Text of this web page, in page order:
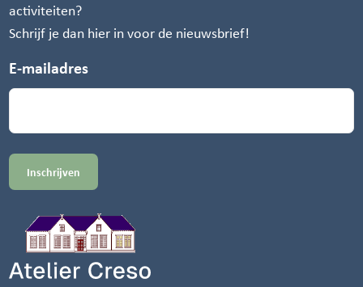
activiteiten?
Schrijf je dan hier in voor de nieuwsbrief!
E-mailadres